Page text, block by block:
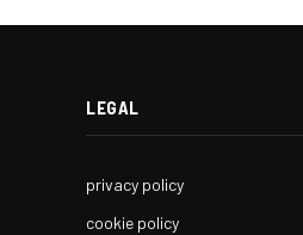
LEGAL
privacy policy
cookie policy